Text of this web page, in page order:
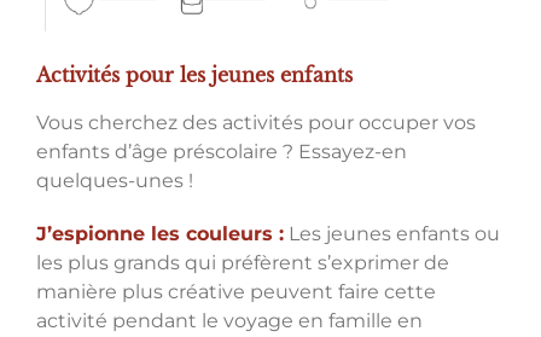
Activités pour les jeunes enfants
Vous cherchez des activités pour occuper vos
enfants d’âge préscolaire ? Essayez-en
quelques-unes !
J’espionne les couleurs :Les jeunes enfants ou
les plus grands qui préfèrent s’exprimer de
manière plus créative peuvent faire cette
activité pendant le voyage en famille en